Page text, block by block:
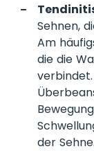
Sehnen,
Am
die die
der Sehne.